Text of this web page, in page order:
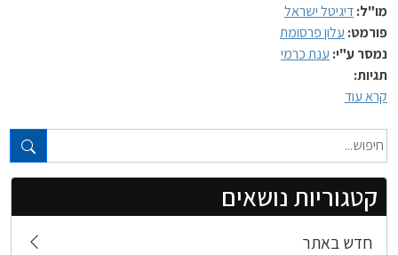
טקסט חופשי...
קטגוריות נושאים
חדש באתר
מו"ל:דיגיטל ישראל
פורמט: עלון פרסומת
נמסר ע"י: ענת כרמי
תגיות:
קרא עוד